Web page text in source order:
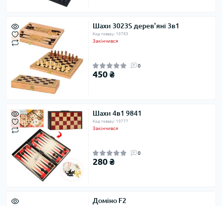
Шахи 3023S дерев'яні 3в1
Код товару: 10783
Закінчився
0
450 ₴
Шахи 4в1 9841
Код товару: 10777
Закінчився
0
280 ₴
Доміно F2